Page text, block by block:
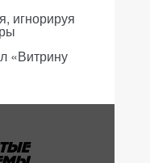
игнорируя
«Витрину